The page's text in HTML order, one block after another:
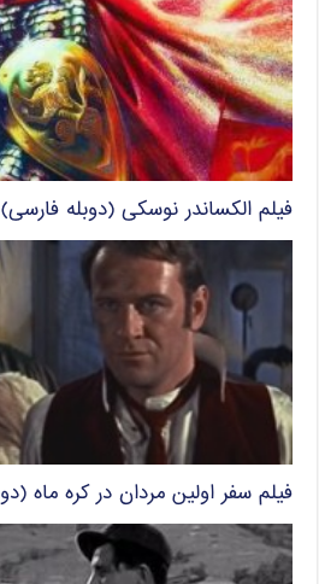
فیلم الکساندر نوسکی (دوبله فارسی)
فیلم سفر اولین مردان در کره ماه